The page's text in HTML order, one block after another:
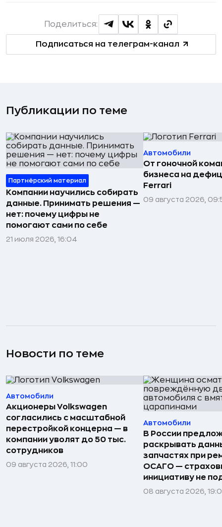
Подписаться на телеграм-канал
Поделиться:
Публикации по теме
Партнёрский материал
Компании научились собирать
данные. Принимать решения —
нет: почему цифры не
помогают сами по себе
21 июля 2026, 16:04
Автомобили
От гоночной
бизнеса на
Ferrari
09 августа 2026,
Новости по теме
Автомобили
Акционеры Volkswagen
согласились с масштабной
перестройкой концерна — в
компании уволят до 50 тыс.
сотрудников
09 августа 2026, 11:00
Автомобили
В России
раскрывать
запчастях при
ОСАГО —
инициативу не
08 августа 2026,